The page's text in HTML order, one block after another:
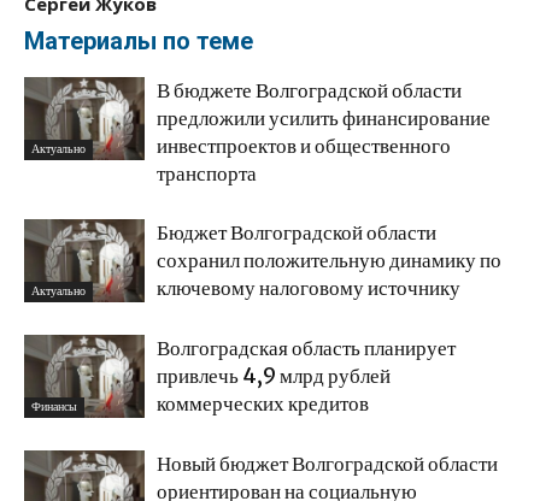
Материалы по теме
Актуально
В бюджете Волгоградской области
предложили усилить финансирование
инвестпроектов и общественного
транспорта
Актуально
Бюджет Волгоградской области
сохранил положительную динамику по
ключевому налоговому источнику
Финансы
Волгоградская область планирует
привлечь 4,9 млрд рублей
коммерческих кредитов
Новый бюджет Волгоградской области
ориентирован на социальную